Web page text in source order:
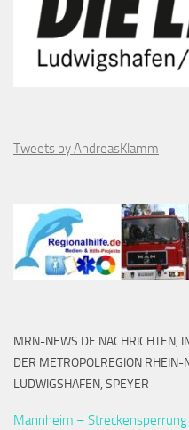
Tweets by AndreasKlamm
MRN-NEWS.DE NACHRICHTEN,
DER METROPOLREGION RHEIN-
LUDWIGSHAFEN, SPEYER
Mannheim –